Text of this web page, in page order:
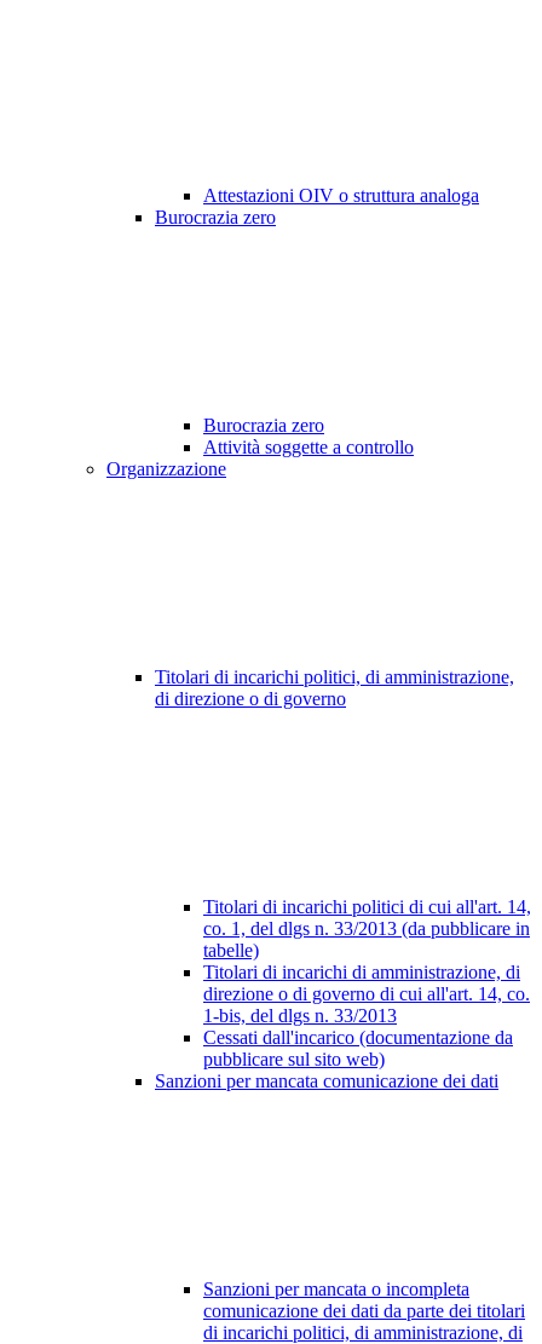
Attestazioni OIV o struttura analoga
Burocrazia zero
Burocrazia zero
Attività soggette a controllo
Organizzazione
Titolari di incarichi politici, di amministrazione,
di direzione o di governo
Titolari di incarichi politici di cui all'art. 14,
co. 1, del dlgs n. 33/2013 (da pubblicare in
tabelle)
Titolari di incarichi di amministrazione, di
direzione o di governo di cui all'art. 14, co.
1-bis, del dlgs n. 33/2013
Cessati dall'incarico (documentazione da
pubblicare sul sito web)
Sanzioni per mancata comunicazione dei dati
Sanzioni per mancata o incompleta
comunicazione dei dati da parte dei titolari
di incarichi politici, di amministrazione, di